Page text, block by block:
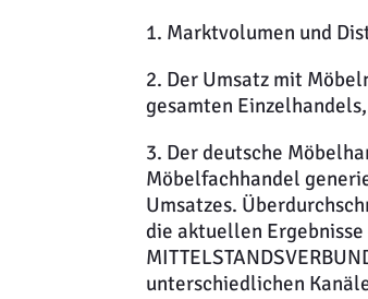
1. Marktvolumen und
2. Der Umsatz mit
gesamten
3. Der deutsche
Möbelfachhandel
Umsatzes.
die aktuellen
unterschiedlichen